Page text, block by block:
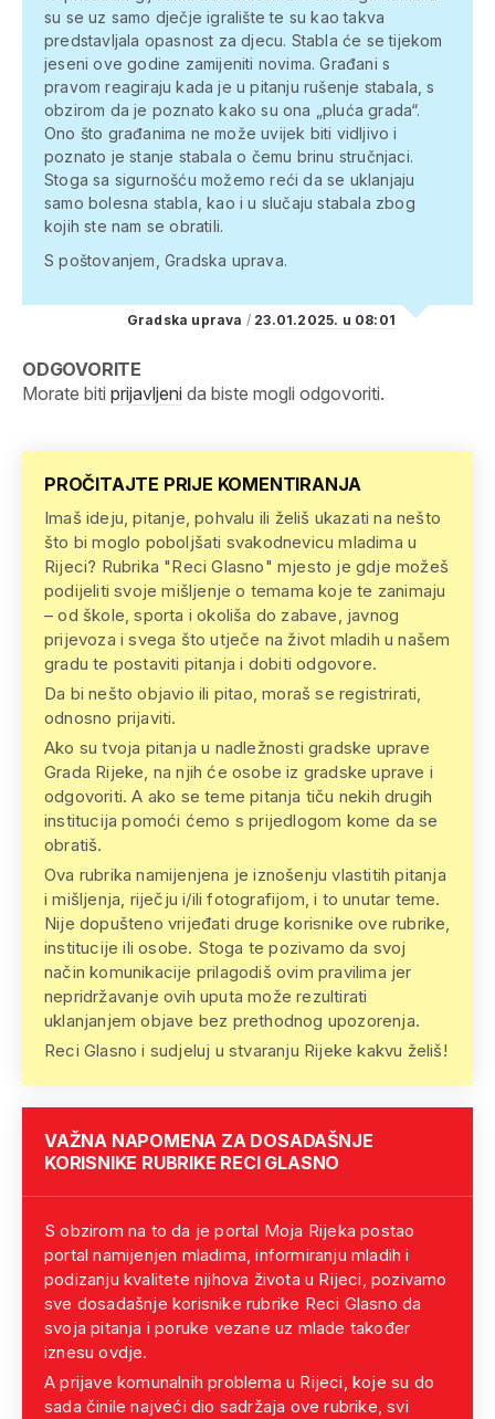
su se uz samo dječje igralište te su kao takva
predstavljala opasnost za djecu. Stabla će se tijekom
jeseni ove godine zamijeniti novima. Građani s
pravom reagiraju kada je u pitanju rušenje stabala, s
obzirom da je poznato kako su ona „pluća grada“.
Ono što građanima ne može uvijek biti vidljivo i
poznato je stanje stabala o čemu brinu stručnjaci.
Stoga sa sigurnošću možemo reći da se uklanjaju
samo bolesna stabla, kao i u slučaju stabala zbog
kojih ste nam se obratili.
S poštovanjem, Gradska uprava.
Gradska uprava / 23.01.2025. u 08:01
ODGOVORITE
Morate biti prijavljeni da biste mogli odgovoriti.
PROČITAJTE PRIJE KOMENTIRANJA
Imaš ideju, pitanje, pohvalu ili želiš ukazati na nešto
što bi moglo poboljšati svakodnevicu mladima u
Rijeci? Rubrika "Reci Glasno" mjesto je gdje možeš
podijeliti svoje mišljenje o temama koje te zanimaju
– od škole, sporta i okoliša do zabave, javnog
prijevoza i svega što utječe na život mladih u našem
gradu te postaviti pitanja i dobiti odgovore.
Da bi nešto objavio ili pitao, moraš se registrirati,
odnosno prijaviti.
Ako su tvoja pitanja u nadležnosti gradske uprave
Grada Rijeke, na njih će osobe iz gradske uprave i
odgovoriti. A ako se teme pitanja tiču nekih drugih
institucija pomoći ćemo s prijedlogom kome da se
obratiš.
Ova rubrika namijenjena je iznošenju vlastitih pitanja
i mišljenja, riječju i/ili fotografijom, i to unutar teme.
Nije dopušteno vrijeđati druge korisnike ove rubrike,
institucije ili osobe. Stoga te pozivamo da svoj
način komunikacije prilagodiš ovim pravilima jer
nepridržavanje ovih uputa može rezultirati
uklanjanjem objave bez prethodnog upozorenja.
Reci Glasno i sudjeluj u stvaranju Rijeke kakvu želiš!
VAŽNA NAPOMENA ZA DOSADAŠNJE
KORISNIKE RUBRIKE RECI GLASNO
S obzirom na to da je portal Moja Rijeka postao
portal namijenjen mladima, informiranju mladih i
podizanju kvalitete njihova života u Rijeci, pozivamo
sve dosadašnje korisnike rubrike Reci Glasno da
svoja pitanja i poruke vezane uz mlade također
iznesu ovdje.
A prijave komunalnih problema u Rijeci, koje su do
sada činile najveći dio sadržaja ove rubrike, svi